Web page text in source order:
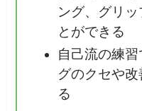
ング、グリ
とができる
自己流の練
グのクセや改
る